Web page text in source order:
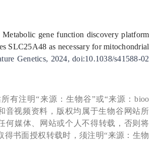
Metabolic gene function discovery platform
SLC25A48 as necessary for mitochondrial
Genetics, 2024, doi:10.1038/s41588-02
有注明“来源：生物谷”或“来源：bioo
音视频资料，版权均属于生物谷网站所
何媒体、网站或个人不得转载，否则将
得书面授权转载时，须注明“来源：生物